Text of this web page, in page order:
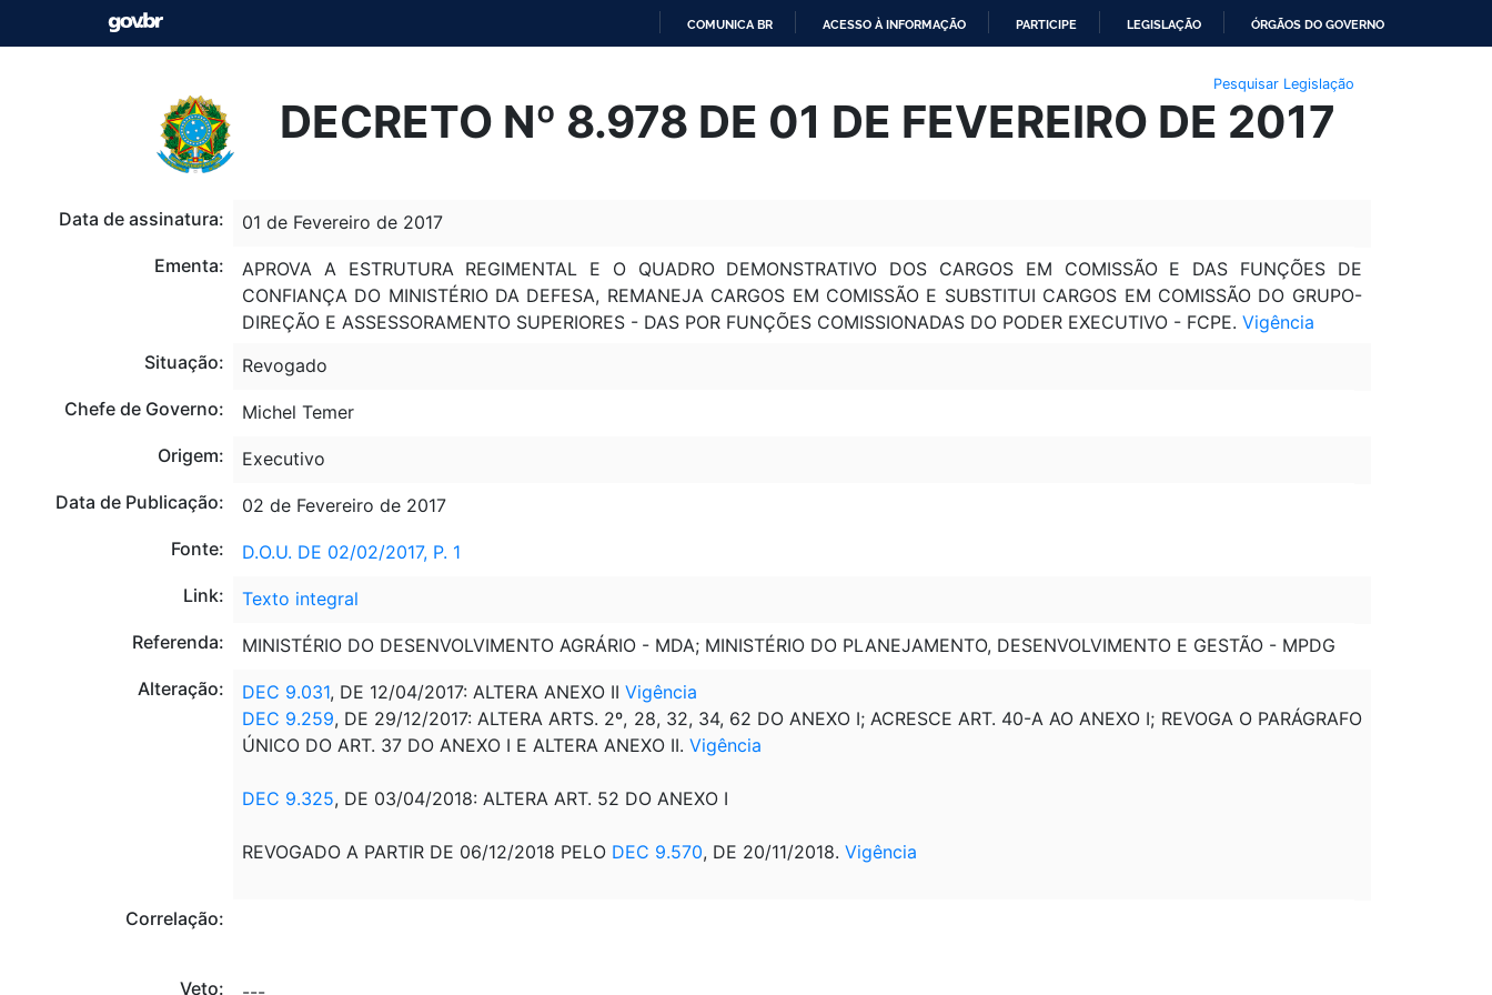
O
CONTEÚDO
COMUNICA BR ACESSO À INFORMAÇÃO PARTICIPE LEGISLAÇÃO ÓRGÃOS DO GOVERNO
Pesquisar Legislação
DECRETO Nº 8.978 DE 01 DE FEVEREIRO DE 2017
Data de assinatura:
01 de Fevereiro de 2017
Ementa:
APROVA A ESTRUTURA REGIMENTAL E O QUADRO DEMONSTRATIVO DOS CARGOS EM COMISSÃO E DAS FUNÇÕES DE
CONFIANÇA DO MINISTÉRIO DA DEFESA, REMANEJA CARGOS EM COMISSÃO E SUBSTITUI CARGOS EM COMISSÃO DO GRUPO-
DIREÇÃO E ASSESSORAMENTO SUPERIORES - DAS POR FUNÇÕES COMISSIONADAS DO PODER EXECUTIVO - FCPE. Vigência
Situação:
Revogado
Chefe de Governo:
Michel Temer
Origem:
Executivo
Data de Publicação:
02 de Fevereiro de 2017
Fonte:
D.O.U. DE 02/02/2017, P. 1
Link:
Texto integral
Referenda:
MINISTÉRIO DO DESENVOLVIMENTO AGRÁRIO - MDA; MINISTÉRIO DO PLANEJAMENTO, DESENVOLVIMENTO E GESTÃO - MPDG
Alteração:
DEC 9.031, DE 12/04/2017: ALTERA ANEXO II Vigência
DEC 9.259, DE 29/12/2017: ALTERA ARTS. 2º, 28, 32, 34, 62 DO ANEXO I; ACRESCE ART. 40-A AO ANEXO I; REVOGA O PARÁGRAFO
ÚNICO DO ART. 37 DO ANEXO I E ALTERA ANEXO II. Vigência
DEC 9.325, DE 03/04/2018: ALTERA ART. 52 DO ANEXO I
REVOGADO A PARTIR DE 06/12/2018 PELO DEC 9.570, DE 20/11/2018. Vigência
Correlação:
Veto: